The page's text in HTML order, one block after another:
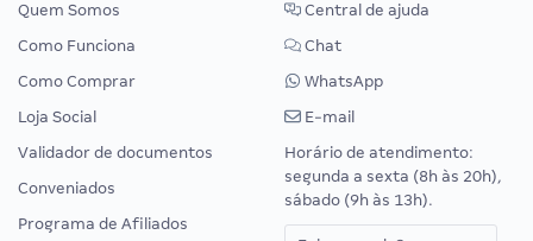
Quem Somos
Como Funciona
Como Comprar
Loja Social
Validador de documentos
Conveniados
Programa de Afiliados
Central de ajuda
Chat
WhatsApp
E-mail
Horário de atendimento:
segunda a sexta (8h às 20h),
sábado (9h às 13h).